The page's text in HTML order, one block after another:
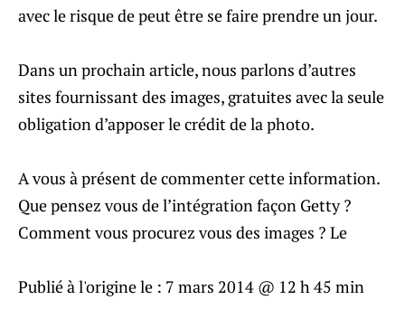
avec le risque de peut être se faire prendre un jour.
Dans un prochain article, nous parlons d’autres
sites fournissant des images, gratuites avec la seule
obligation d’apposer le crédit de la photo.
A vous à présent de commenter cette information.
Que pensez vous de l’intégration façon Getty ?
Comment vous procurez vous des images ? Le
Publié à l'origine le : 7 mars 2014 @ 12 h 45 min